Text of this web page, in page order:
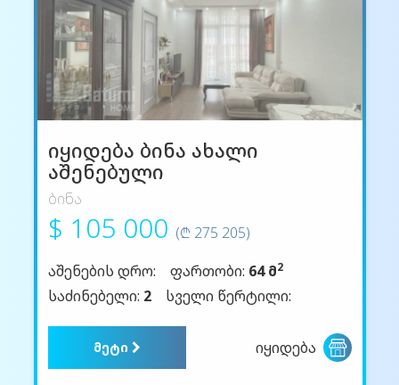
იყიდება ბინა ახალი
აშენებული
ბინა
$ 105 000 (₾ 275 205)
აშენების დრო:
ფართობი: 64 მ2
საძინებელი: 2 სველი წერტილი:
მეტი იყიდება